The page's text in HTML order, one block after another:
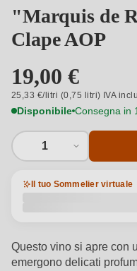
"Marquis de
Clape AOP
19,00 €
25,33 €/litri (0,75 litri) IVA
Disponibile Consegna in
1
Il tuo Sommelier virtuale
Questo vino si apre con
emergono delicati